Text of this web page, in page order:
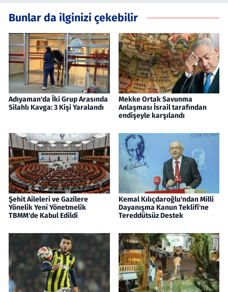
Bunlar da ilginizi çekebilir
Adıyaman'da İki Grup Arasında
Silahlı Kavga: 3 Kişi Yaralandı
Mekke Ortak Savunma
Anlaşması İsrail tarafından
endişeyle karşılandı
Şehit Aileleri ve Gazilere
Yönelik Yeni Yönetmelik
TBMM'de Kabul Edildi
Kemal Kılıçdaroğlu'ndan Milli
Dayanışma Kanun Teklifi'ne
Tereddütsüz Destek